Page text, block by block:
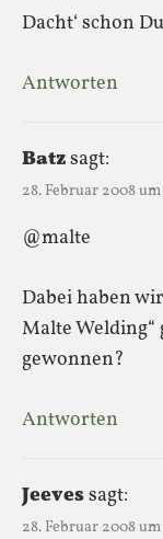
Dacht‘ schon
Antworten
Batzsagt:
28. Februar 2008 um
@malte
Dabei haben
Malte Welding“
gewonnen?
Antworten
Jeevessagt:
28. Februar 2008 um